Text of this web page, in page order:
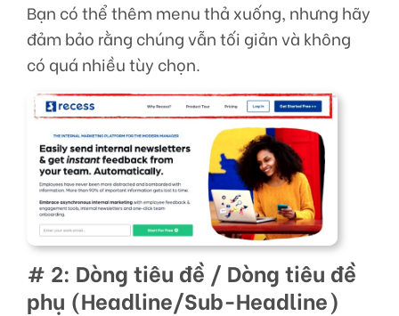
Bạn có thể thêm menu thả xuống, nhưng hãy
đảm bảo rằng chúng vẫn tối giản và không
có quá nhiều tùy chọn.
# 2: Dòng tiêu đề / Dòng tiêu đề
phụ (Headline/Sub-Headline)